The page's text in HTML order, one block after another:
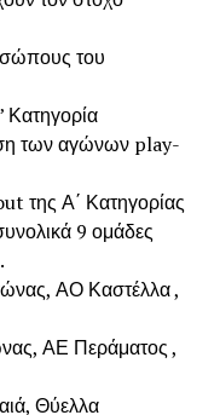
του
Κατηγορία
των αγώνων play-
της Α΄ Κατηγορίας
9 ομάδες
ΑΟ Καστέλλα ,
ΑΕ Περάματος ,
Θύελλα